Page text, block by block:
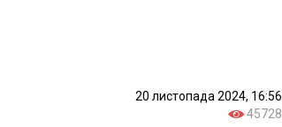
20 листопада 2024, 16:56
45728